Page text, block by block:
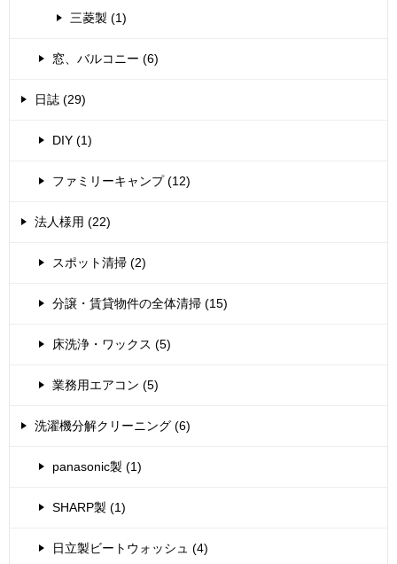
三菱製 (1)
窓、バルコニー (6)
日誌 (29)
DIY (1)
ファミリーキャンプ (12)
法人様用 (22)
スポット清掃 (2)
分譲・賃貸物件の全体清掃 (15)
床洗浄・ワックス (5)
業務用エアコン (5)
洗濯機分解クリーニング (6)
panasonic製 (1)
SHARP製 (1)
日立製ビートウォッシュ (4)